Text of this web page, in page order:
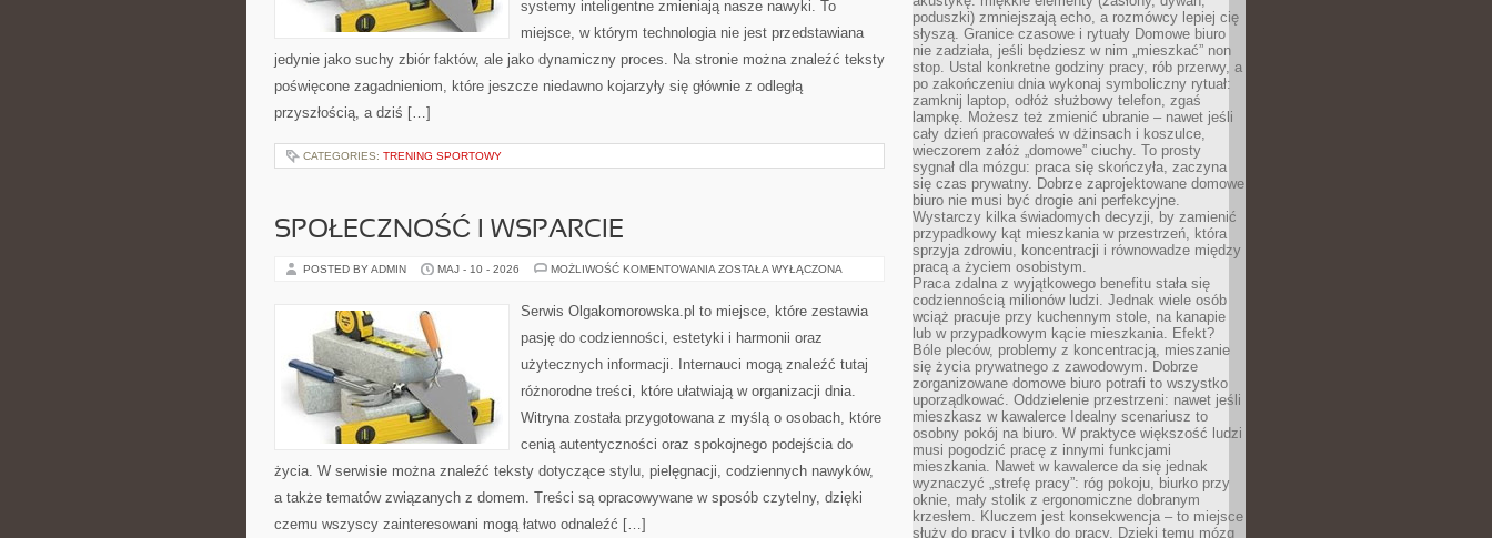
systemy inteligentne zmieniają nasze nawyki. To
miejsce, w którym technologia nie jest przedstawiana
jedynie jako suchy zbiór faktów, ale jako dynamiczny proces. Na stronie można znaleźć teksty
poświęcone zagadnieniom, które jeszcze niedawno kojarzyły się głównie z odległą
przyszłością, a dziś […]
CATEGORIES: TRENING SPORTOWY
SPOŁECZNOŚĆ I WSPARCIE
POSTED BY ADMIN MAJ - 10 - 2026 MOŻLIWOŚĆ KOMENTOWANIA SPOŁECZNOŚĆ
ZOSTAŁA WYŁĄCZONA
Serwis Olgakomorowska.pl to miejsce, które zestawia
pasję do codzienności, estetyki i harmonii oraz
użytecznych informacji. Internauci mogą znaleźć tutaj
różnorodne treści, które ułatwiają w organizacji dnia.
Witryna została przygotowana z myślą o osobach, które
cenią autentyczności oraz spokojnego podejścia do
życia. W serwisie można znaleźć teksty dotyczące stylu, pielęgnacji, codziennych nawyków,
a także tematów związanych z domem. Treści są opracowywane w sposób czytelny, dzięki
czemu wszyscy zainteresowani mogą łatwo odnaleźć […]
poduszki) zmniejszają echo, a rozmówcy lepiej cię
słyszą. Granice czasowe i rytuały Domowe biuro
nie zadziała, jeśli będziesz w nim „mieszkać” non
stop. Ustal konkretne godziny pracy, rób przerwy, a
po zakończeniu dnia wykonaj symboliczny rytuał:
zamknij laptop, odłóż służbowy telefon, zgaś
lampkę. Możesz też zmienić ubranie – nawet jeśli
cały dzień pracowałeś w dżinsach i koszulce,
wieczorem załóż „domowe” ciuchy. To prosty
sygnał dla mózgu: praca się skończyła, zaczyna
się czas prywatny. Dobrze zaprojektowane domowe
biuro nie musi być drogie ani perfekcyjne.
Wystarczy kilka świadomych decyzji, by zamienić
przypadkowy kąt mieszkania w przestrzeń, która
sprzyja zdrowiu, koncentracji i równowadze między
pracą a życiem osobistym.
Praca zdalna z wyjątkowego benefitu stała się
codziennością milionów ludzi. Jednak wiele osób
wciąż pracuje przy kuchennym stole, na kanapie
lub w przypadkowym kącie mieszkania. Efekt?
Bóle pleców, problemy z koncentracją, mieszanie
się życia prywatnego z zawodowym. Dobrze
zorganizowane domowe biuro potrafi to wszystko
uporządkować. Oddzielenie przestrzeni: nawet jeśli
mieszkasz w kawalerce Idealny scenariusz to
osobny pokój na biuro. W praktyce większość ludzi
musi pogodzić pracę z innymi funkcjami
mieszkania. Nawet w kawalerce da się jednak
wyznaczyć „strefę pracy”: róg pokoju, biurko przy
oknie, mały stolik z ergonomiczne dobranym
krzesłem. Kluczem jest konsekwencja – to miejsce
służy do pracy i tylko do pracy. Dzięki temu mózg